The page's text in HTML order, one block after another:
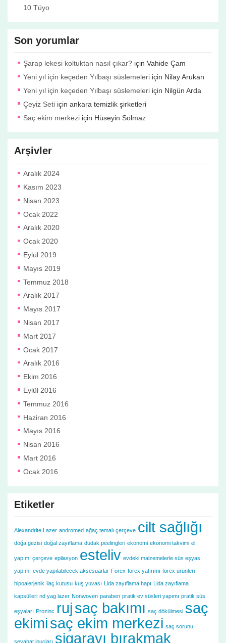
10 Tüyo
Son yorumlar
Şarap lekesi koltuktan nasıl çıkar? içinVahide Çam
Yeni yıl için keçeden Yılbaşı süslemeleri için Nilay Arukan
Yeni yıl için keçeden Yılbaşı süslemeleri için Nilgün Arda
Çeyiz Seti içinankara temizlik şirketleri
Saç ekim merkezi için Hüseyin Solmaz
Arşivler
Aralık 2024
Kasım 2023
Nisan 2023
Ocak 2022
Aralık 2020
Ocak 2020
Eylül 2019
Mayıs 2019
Temmuz 2018
Aralık 2017
Mayıs 2017
Nisan 2017
Mart 2017
Ocak 2017
Aralık 2016
Ekim 2016
Eylül 2016
Temmuz 2016
Haziran 2016
Mayıs 2016
Nisan 2016
Mart 2016
Ocak 2016
Etiketler
Alexandrite Lazer andromed ağaç temalı çerçeve cilt sağlığı
doğa gezisi doğal zayıflama dudak peelingleri ekonomi ekonomi takvimi el
yapımı çerçeve epilasyon esteliv evdeki malzemelerle süs eşyası
yapımı evde yapılabilecek aksesuarlar Forex forex yatırımı forex ürünleri
hipoalerjenik ilaç kutusu kuş yuvası Lida zayıflama hapı Lida zayıflama
kapsülleri nd yag lazer Nonwoven paraben pratik ev süsleri yapımı pratik süs
eşyaları Prozinc rujsaç bakımı saç dökülmesi saç
ekimisaç ekim merkezi saç sorunu
seyahat ipuçları sigarayı bırakmak